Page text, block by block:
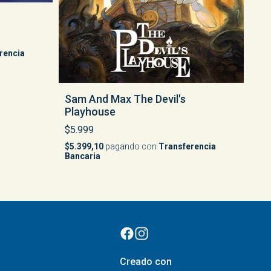
Sam And Max The Devil's
Playhouse
$5.999
$5.399,10 pagando con Transferencia
Bancaria
Creado con